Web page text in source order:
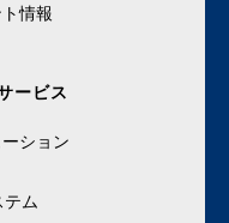
情報
ービス
ション
ム